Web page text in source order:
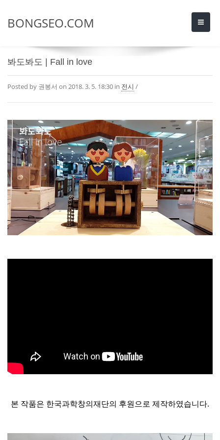
BONGSEO.COM
봐도봐도 | Fall in love
Posted by 권봉서 on 2018. 3. 5. 18:30 in 전시 /
본 작품은 한국과학창의재단의 후원으로 제작하였습니다.